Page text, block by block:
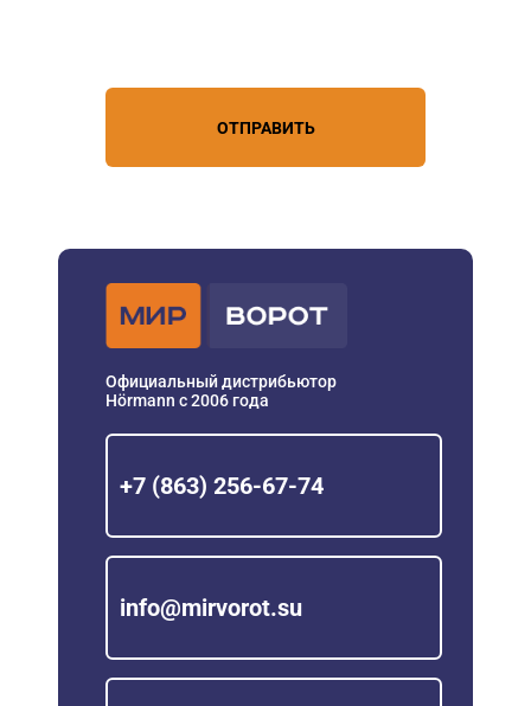
ОТПРАВИТЬ
Официальный дистрибьютор
Hörmann с 2006 года
+7 (863) 256-67-74
info@mirvorot.su